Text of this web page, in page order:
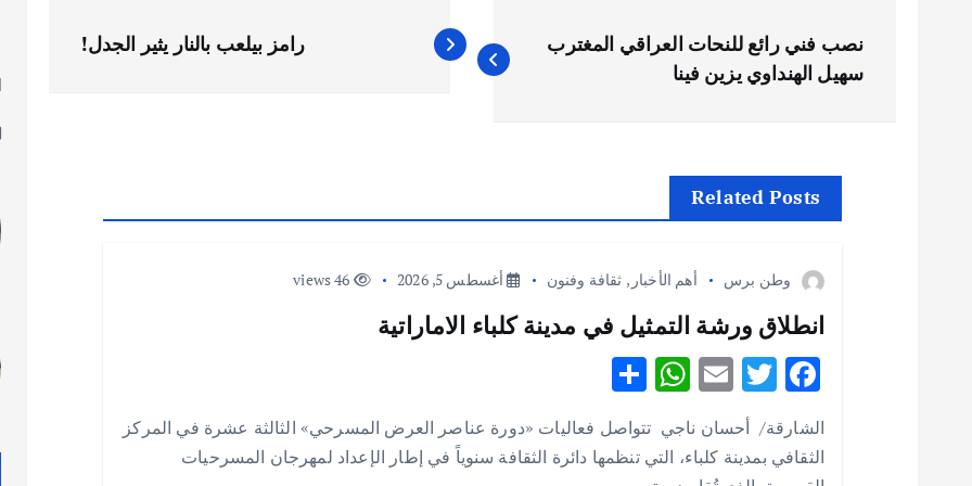
ص
نصب فني رائع للنحات العراقي المغترب
سهيل الهنداوي يزين فينا
رامز بيلعب بالنار يثير الجدل!
Related Posts
وطن برس أهم الأخبار , ثقافة وفنون أغسطس 5, 2026
انطلاق ورشة التمثيل في مدينة كلباء الاماراتية
F
e
T
w
it
E
m
ai
W
at
h
ar
الشارقة/ أحسان ناجي تتواصل فعاليات «دورة عناصر العرض المسرحي» الثالثة عشرة في المركز
الثقافي بمدينة كلباء، التي تنظمها دائرة الثقافة سنوياً في إطار الإعداد لمهرجان المسرحيات